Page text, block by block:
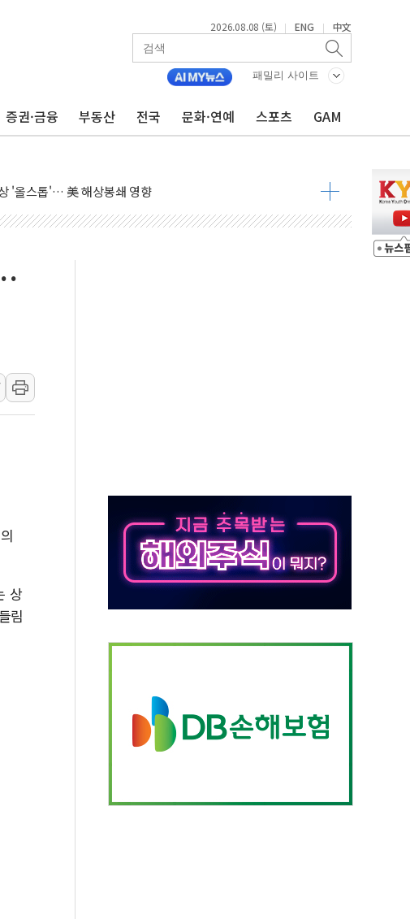
2026.08.08 (토) | ENG | 中文
패밀리 사이트
증권·금융 부동산 전국 문화·연예 스포츠 GAM
능성 낮아지며 상승… STOXX 600 지수는 나흘 연속 최고치
망 우세
주"
럼프 제동
나" 촉각
에 반도체주 '활짝'
인상 기대 후퇴
'시끌'
권 집중 완화 전환점"
상
림